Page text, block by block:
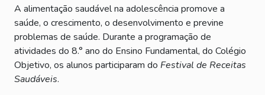
A alimentação saudável na adolescência promove a
saúde, o crescimento, o desenvolvimento e previne
problemas de saúde. Durante a programação de
atividades do 8.° ano do Ensino Fundamental, do Colégio
Objetivo, os alunos participaram do Festival de Receitas
Saudáveis.